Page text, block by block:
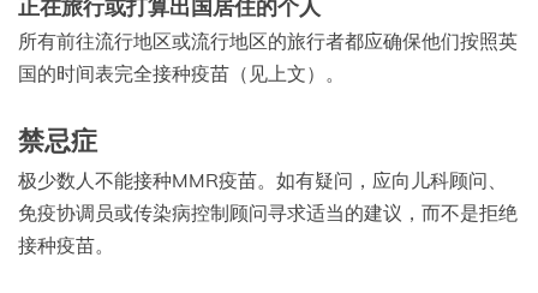
正在旅行或打算出国居住的个人
所有前往流行地区或流行地区的旅行者都应确保他们按照英
国的时间表完全接种疫苗（见上文）。
禁忌症
极少数人不能接种MMR疫苗。如有疑问，应向儿科顾问、
免疫协调员或传染病控制顾问寻求适当的建议，而不是拒绝
接种疫苗。